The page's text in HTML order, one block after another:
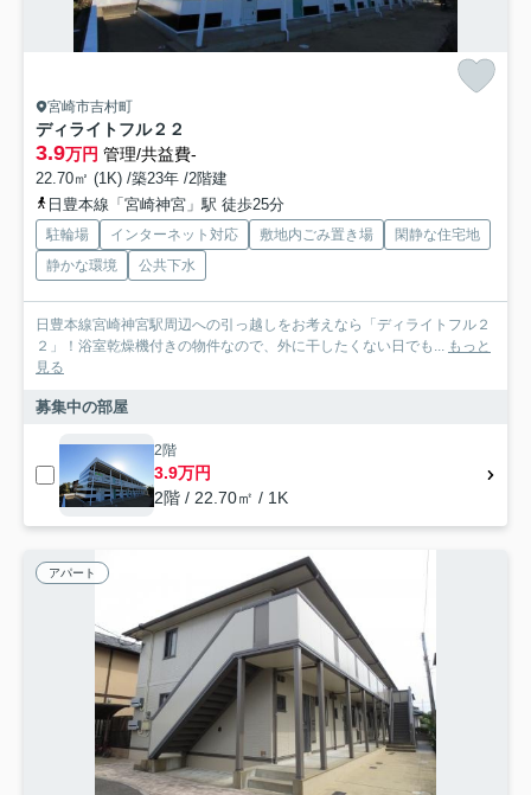
宮崎市吉村町
ディライトフル２２
3.9万円 管理/共益費-
22.70㎡ (1K) /築23年 /2階建
日豊本線「宮崎神宮」駅 徒歩25分
駐輪場 インターネット対応 敷地内ごみ置き場
閑静な住宅地
静かな環境
公共下水
日豊本線宮崎神宮駅周辺への引っ越しをお考えなら「ディライトフル２
２」！浴室乾燥機付きの物件なので、外に干したくない日でも... もっと
見る
募集中の部屋
2階
3.9万円
2階 / 22.70㎡ / 1K
アパート